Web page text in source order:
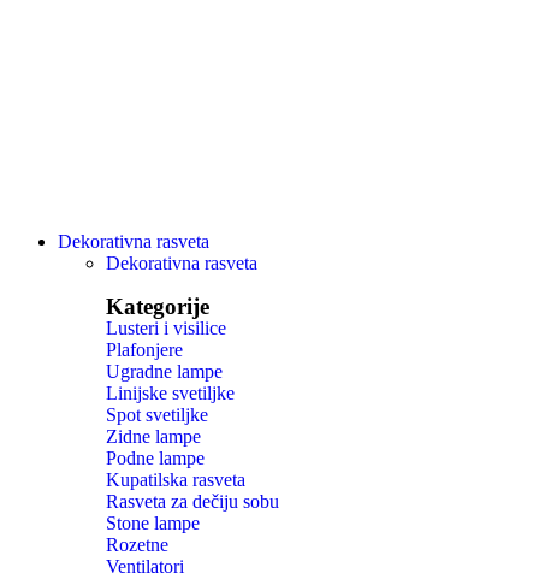
Dekorativna rasveta
Dekorativna rasveta
Kategorije
Lusteri i visilice
Plafonjere
Ugradne lampe
Linijske svetiljke
Spot svetiljke
Zidne lampe
Podne lampe
Kupatilska rasveta
Rasveta za dečiju sobu
Stone lampe
Rozetne
Ventilatori